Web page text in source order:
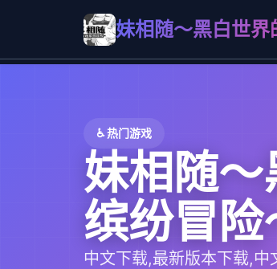
妹相随～黑白世界
♿ 热门游戏
妹相随
缤纷冒险
中文下载,最新版本下载,中